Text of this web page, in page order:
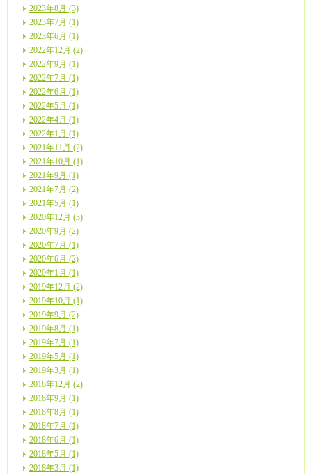
2023年8月 (3)
2023年7月 (1)
2023年6月 (1)
2022年12月 (2)
2022年9月 (1)
2022年7月 (1)
2022年6月 (1)
2022年5月 (1)
2022年4月 (1)
2022年1月 (1)
2021年11月 (2)
2021年10月 (1)
2021年9月 (1)
2021年7月 (2)
2021年5月 (1)
2020年12月 (3)
2020年9月 (2)
2020年7月 (1)
2020年6月 (2)
2020年1月 (1)
2019年12月 (2)
2019年10月 (1)
2019年9月 (2)
2019年8月 (1)
2019年7月 (1)
2019年5月 (1)
2019年3月 (1)
2018年12月 (2)
2018年9月 (1)
2018年8月 (1)
2018年7月 (1)
2018年6月 (1)
2018年5月 (1)
2018年3月 (1)